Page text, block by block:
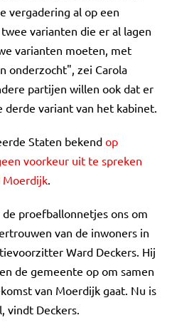
vergadering al op een
varianten die er al lagen
varianten moeten, met
onderzocht", zei Carola
partijen willen ook dat er
variant van het kabinet.
Staten bekend op
voorkeur uit te spreken
Moerdijk.
proefballonnetjes ons om
van de inwoners in
Ward Deckers. Hij
de gemeente op om samen
van Moerdijk gaat. Nu is
vindt Deckers.